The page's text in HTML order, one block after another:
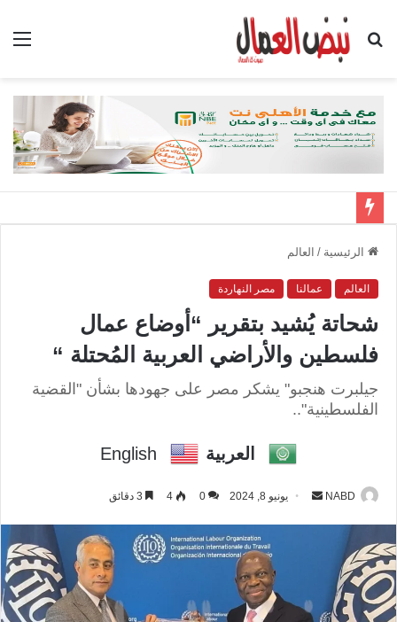
بحث
الرئيسية / العالم
العالم عمالنا مصر النهاردة
شحاتة يُشيد بتقرير “أوضاع عمال
فلسطين والأراضي العربية المُحتلة “
جيلبرت هنجبو" يشكر مصر على جهودها بشأن "القضية
الفلسطينية"..
العربية English
NABD
ر
يونيو 8, 2024 0
4